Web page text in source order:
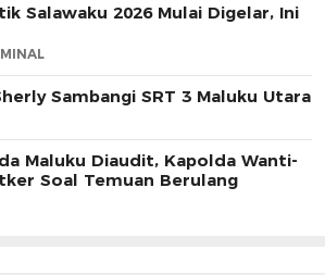
Salawaku 2026 Mulai Digelar, Ini
Sambangi SRT 3 Maluku Utara
Maluku Diaudit, Kapolda Wanti-
Soal Temuan Berulang